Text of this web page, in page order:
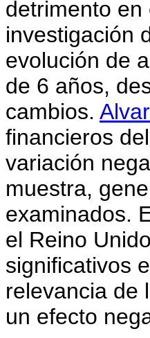
detrimento
investigación
evolución de
de 6 años,
cambios.
financieros
variación
muestra,
examinados.
el Reino
significativos
relevancia de
un efecto